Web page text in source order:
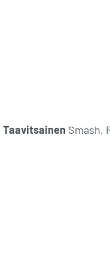
Taavitsainen Smash,